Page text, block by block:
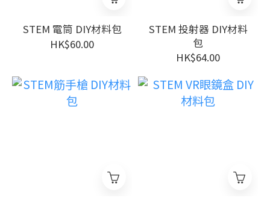
STEM 電筒 DIY材料包
HK$60.00
STEM 投射器 DIY材料
包
HK$64.00